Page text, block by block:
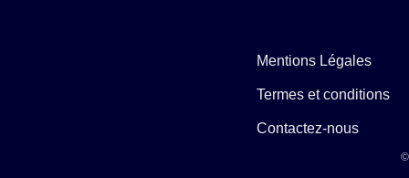
Mentions Légales
Termes et conditions
Contactez-nous
©